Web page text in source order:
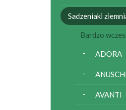
Sadzeniaki
Bardzo
ADORA
AVANTI